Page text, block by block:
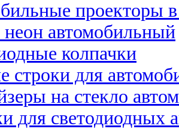
проекторы
автомобильный
колпачки
строки для
на стекло
для светодиодных